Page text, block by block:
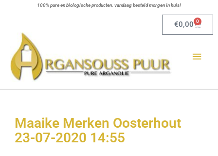
100% pure en biologische producten. vandaag besteld morgen in huis!
€0,00 0
Maaike Merken Oosterhout
23-07-2020 14:55